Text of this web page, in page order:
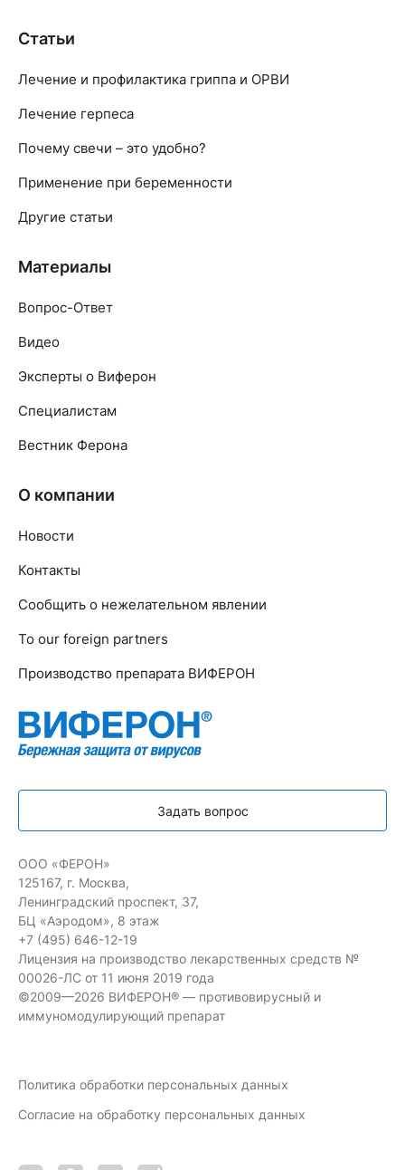
Статьи
Лечение и профилактика гриппа и ОРВИ
Лечение герпеса
Почему свечи – это удобно?
Применение при беременности
Другие статьи
Материалы
Вопрос-Ответ
Видео
Эксперты о Виферон
Специалистам
Вестник Ферона
О компании
Новости
Контакты
Сообщить о нежелательном явлении
To our foreign partners
Производство препарата ВИФЕРОН
Задать вопрос
ООО «ФЕРОН»
125167, г. Москва,
Ленинградский проспект, 37,
БЦ «Аэродом», 8 этаж
+7 (495) 646-12-19
Лицензия на производство лекарственных средств №
00026-ЛС от 11 июня 2019 года
©2009—2026 ВИФЕРОН® — противовирусный и
иммуномодулирующий препарат
Политика обработки персональных данных
Согласие на обработку персональных данных